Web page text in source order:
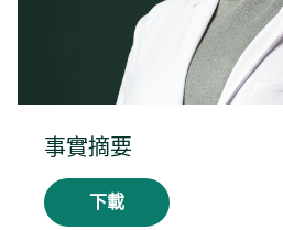
事實摘要
下載